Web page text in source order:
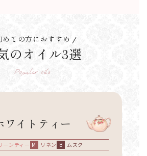
めての方におすすめ
のオイル3選
Popular oils
ワイトティー
ーンティー リネン ムスク